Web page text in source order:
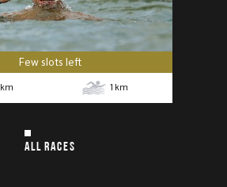
Few slots left
km 1 km
ALL RACES